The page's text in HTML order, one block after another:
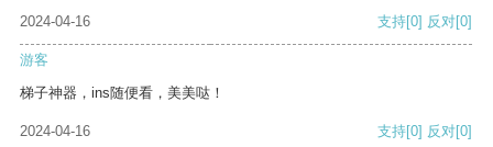
2024-04-16
支持[0] 反对[0]
游客
梯子神器，ins随便看，美美哒！
2024-04-16 支持[0] 反对[0]